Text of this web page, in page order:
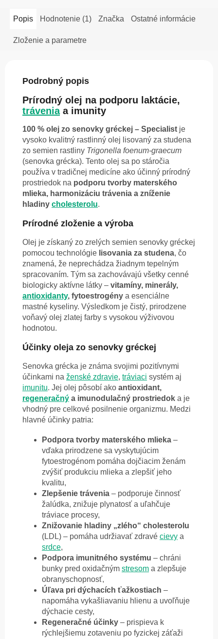
Popis Hodnotenie (1) Značka Ostatné informácie
Zloženie a parametre
Podrobný popis
Prírodný olej na podporu laktácie,
tráveniaa imunity
100 % olej zo senovky gréckej – Specialist je
vysoko kvalitný rastlinný olej lisovaný za studena
zo semien rastliny Trigonella foenum-graecum
(senovka grécka). Tento olej sa po stáročia
používa v tradičnej medicíne ako účinný prírodný
prostriedok na podporu tvorby materského
mlieka, harmonizáciu trávenia a zníženie
hladiny cholesterolu.
Prírodné zloženie a výroba
Olej je získaný zo zrelých semien senovky gréckej
pomocou technológie lisovania za studena, čo
znamená, že neprechádza žiadnym tepelným
spracovaním. Tým sa zachovávajú všetky cenné
biologicky aktívne látky – vitamíny, minerály,
antioxidanty, fytoestrogény a esenciálne
mastné kyseliny. Výsledkom je čistý, prirodzene
voňavý olej zlatej farby s vysokou výživovou
hodnotou.
Účinky oleja zo senovky gréckej
Senovka grécka je známa svojimi pozitívnymi
účinkami na ženské zdravie, tráviaci systém aj
imunitu. Jej olej pôsobí ako antioxidant,
regeneračný a imunodulačný prostriedok a je
vhodný pre celkové posilnenie organizmu. Medzi
hlavné účinky patria:
Podpora tvorby materského mlieka –
vďaka prirodzene sa vyskytujúcim
fytoestrogénom pomáha dojčiacim ženám
zvýšiť produkciu mlieka a zlepšiť jeho
kvalitu,
Zlepšenie trávenia – podporuje činnosť
žalúdka, znižuje plynatosť a uľahčuje
tráviace procesy,
Znižovanie hladiny „zlého“ cholesterolu
(LDL) – pomáha udržiavať zdravé cievy a
srdce,
Podpora imunitného systému – chráni
bunky pred oxidačným stresom a zlepšuje
obranyschopnosť,
Úľava pri dýchacích ťažkostiach –
napomáha vykašliavaniu hlienu a uvoľňuje
dýchacie cesty,
Regeneračné účinky – prispieva k
rýchlejšiemu zotaveniu po fyzickej záťaži